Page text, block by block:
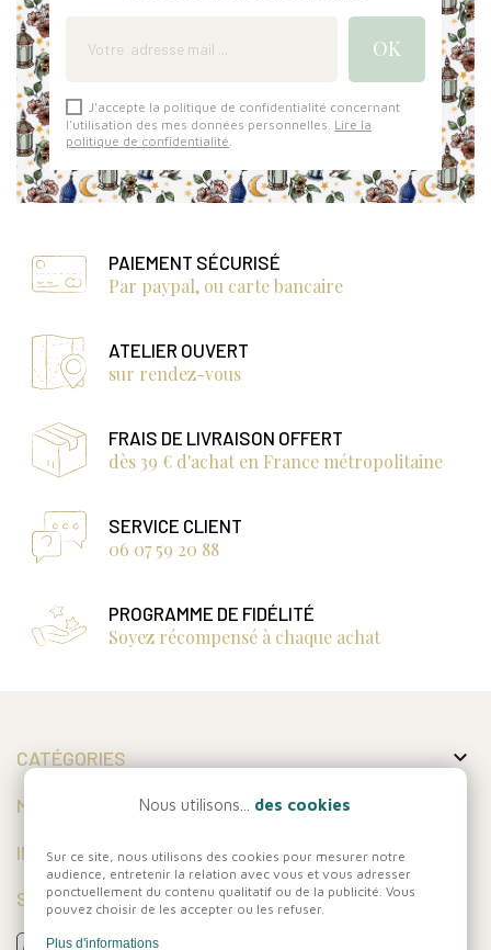
J'accepte la politique de confidentialité concernant
l'utilisation des mes données personnelles. Lire la
politique de confidentialité.
PAIEMENT SÉCURISÉ
Par paypal, ou carte bancaire
ATELIER OUVERT
sur rendez-vous
FRAIS DE LIVRAISON OFFERT
dès 39 € d'achat en France métropolitaine
SERVICE CLIENT
06 07 59 20 88
PROGRAMME DE FIDÉLITÉ
Soyez récompensé à chaque achat
CATÉGORIES 
MON COMPTE
INFORMATIONS
SUIVEZ-NOUS
Nous utilisons... des cookies
Sur ce site, nous utilisons des cookies pour mesurer notre
audience, entretenir la relation avec vous et vous adresser
ponctuellement du contenu qualitatif ou de la publicité. Vous
pouvez choisir de les accepter ou les refuser.
Plus d'informations